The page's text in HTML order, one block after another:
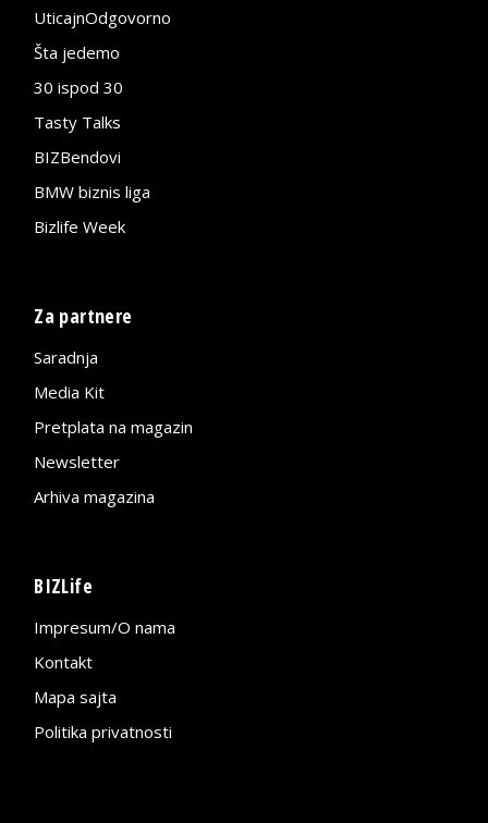
UticajnOdgovorno
Šta jedemo
30 ispod 30
Tasty Talks
BIZBendovi
BMW biznis liga
Bizlife Week
Za partnere
Saradnja
Media Kit
Pretplata na magazin
Newsletter
Arhiva magazina
BIZLife
Impresum/O nama
Kontakt
Mapa sajta
Politika privatnosti